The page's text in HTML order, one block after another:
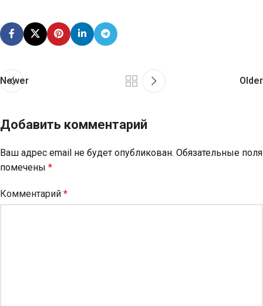
Newer Older
Добавить комментарий
Ваш адрес email не будет опубликован. Обязательные поля
помечены *
Комментарий *